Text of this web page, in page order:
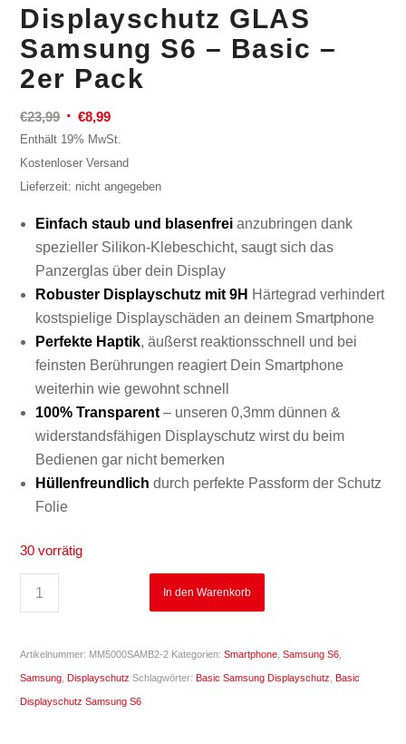
Displayschutz GLAS
Samsung S6 – Basic –
2er Pack
€23,99 Ursprünglicher
Preis
war:
€23,99
€8,99Aktueller
Preis
ist:
€8,99.
Enthält 19% MwSt.
Kostenloser Versand
Lieferzeit: nicht angegeben
Einfach staub und blasenfrei anzubringen dank
spezieller Silikon-Klebeschicht, saugt sich das
Panzerglas über dein Display
Robuster Displayschutz mit 9H Härtegrad verhindert
kostspielige Displayschäden an deinem Smartphone
Perfekte Haptik, äußerst reaktionsschnell und bei
feinsten Berührungen reagiert Dein Smartphone
weiterhin wie gewohnt schnell
100% Transparent – unseren 0,3mm dünnen &
widerstandsfähigen Displayschutz wirst du beim
Bedienen gar nicht bemerken
Hüllenfreundlich durch perfekte Passform der Schutz
Folie
30 vorrätig
In den Warenkorb
Artikelnummer: MM5000SAMB2-2 Kategorien:Smartphone ,Samsung S6
Samsung ,Displayschutz Schlagwörter:Basic Samsung Displayschutz ,Basic
Displayschutz Samsung S6